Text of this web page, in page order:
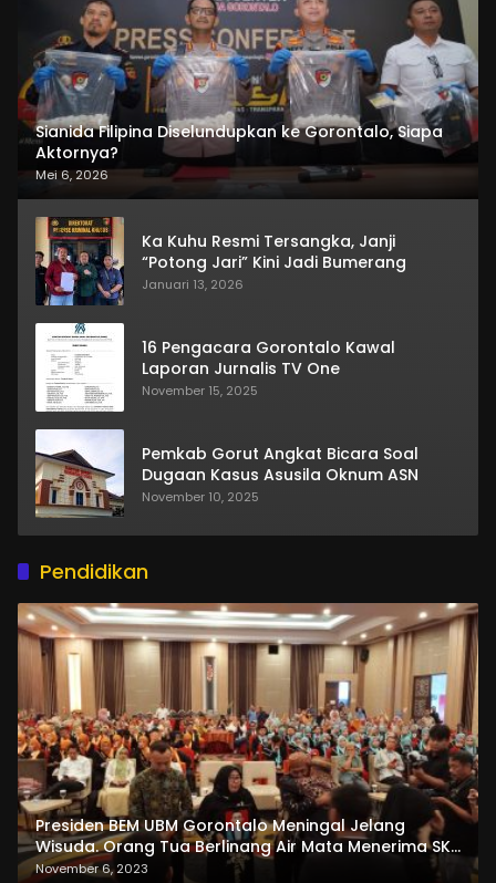
Sianida Filipina Diselundupkan ke Gorontalo, Siapa
Aktornya?
Mei 6, 2026
Ka Kuhu Resmi Tersangka, Janji
“Potong Jari” Kini Jadi Bumerang
Januari 13, 2026
16 Pengacara Gorontalo Kawal
Laporan Jurnalis TV One
November 15, 2025
Pemkab Gorut Angkat Bicara Soal
Dugaan Kasus Asusila Oknum ASN
November 10, 2025
Pendidikan
Presiden BEM UBM Gorontalo Meningal Jelang
Wisuda. Orang Tua Berlinang Air Mata Menerima SKL
dan Pemasangan Salempang
November 6, 2023